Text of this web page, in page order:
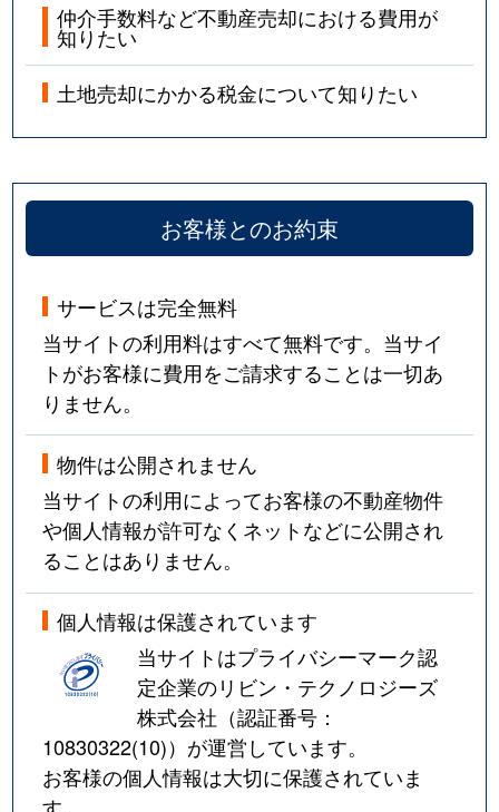
仲介手数料など不動産売却における費用が
知りたい
土地売却にかかる税金について知りたい
お客様とのお約束
サービスは完全無料
当サイトの利用料はすべて無料です。当サイ
トがお客様に費用をご請求することは一切あ
りません。
物件は公開されません
当サイトの利用によってお客様の不動産物件
や個人情報が許可なくネットなどに公開され
ることはありません。
個人情報は保護されています
当サイトはプライバシーマーク認
定企業のリビン・テクノロジーズ
株式会社（認証番号：
10830322(10)）が運営しています。
お客様の個人情報は大切に保護されていま